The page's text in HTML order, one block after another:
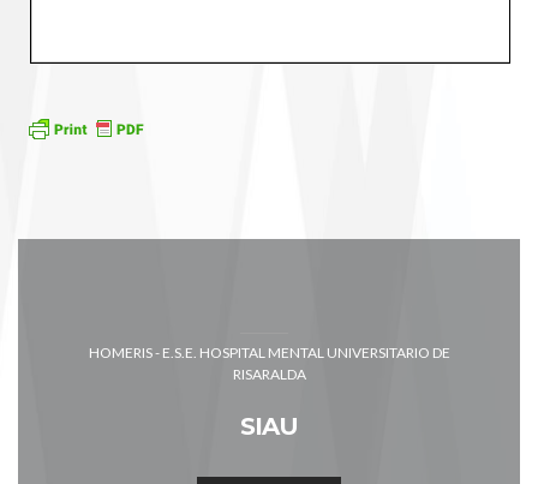
HOMERIS - E.S.E. HOSPITAL MENTAL UNIVERSITARIO DE
RISARALDA
SIAU